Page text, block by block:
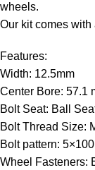
wheels.
Our kit comes
Features:
Width: 12.5mm
Center Bore: 57.1
Bolt Seat: Ball
Bolt Thread Size:
Bolt pattern:
Wheel Fasteners: